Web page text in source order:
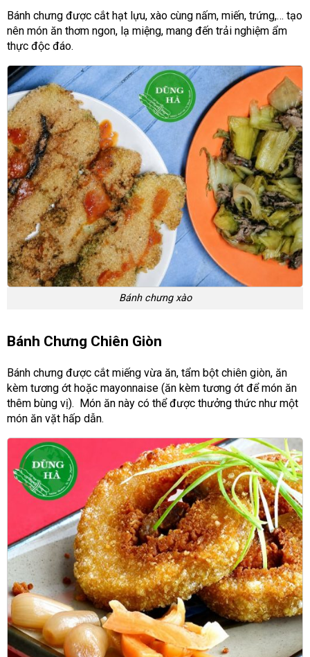
Bánh chưng được cắt hạt lựu, xào cùng nấm, miến, trứng,… tạo
nên món ăn thơm ngon, lạ miệng, mang đến trải nghiệm ẩm
thực độc đáo.
Bánh chưng xào
Bánh Chưng Chiên Giòn
Bánh chưng được cắt miếng vừa ăn, tẩm bột chiên giòn, ăn
kèm tương ớt hoặc mayonnaise (ăn kèm tương ớt để món ăn
thêm bùng vị). Món ăn này có thể được thưởng thức như một
món ăn vặt hấp dẫn.